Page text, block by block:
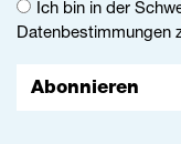
Abonnieren
Ich bin in der
Datenbestimmungen